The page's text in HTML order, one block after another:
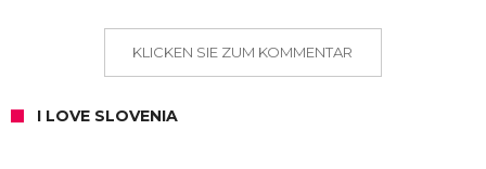
KLICKEN SIE ZUM KOMMENTAR
I LOVE SLOVENIA